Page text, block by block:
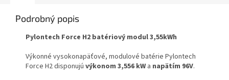
Podrobný popis
Pylontech Force H2 batériový modul 3,55kWh
Výkonné vysokonapäťové, modulové batérie Pylontech
Force H2 disponujú výkonom 3,556 kW a napätím 96V.